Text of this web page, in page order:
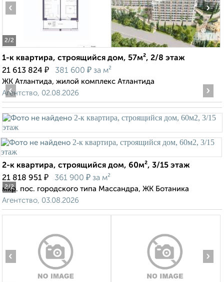
2/2
‹ ›
1-к квартира, строящийся дом, 57м², 2/8 этаж
21 613 824 ₽ 381 600 ₽ за м²
ЖК Атлантида, жилой комплекс Атлантида
Агентство, 02.08.2026
2/2
‹ ›
2-к квартира, строящийся дом, 60м², 3/15 этаж
21 818 951 ₽ 361 900 ₽ за м²
мкр. пос. городского типа Массандра, ЖК Ботаника
Агентство, 03.08.2026
‹ ›